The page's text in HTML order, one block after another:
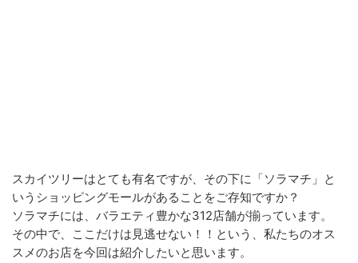
スカイツリーはとても有名ですが、その下に「ソラマチ」と
いうショッピングモールがあることをご存知ですか？
ソラマチには、バラエティ豊かな312店舗が揃っています。
その中で、ここだけは見逃せない！！という、私たちのオス
スメのお店を今回は紹介したいと思います。